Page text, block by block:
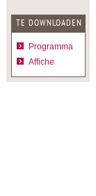
TE DOWNLOADEN
Programma
Affiche